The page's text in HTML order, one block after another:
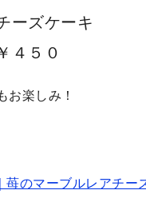
ーズケーキ
０
お楽しみ！
苺のマーブルレアチー